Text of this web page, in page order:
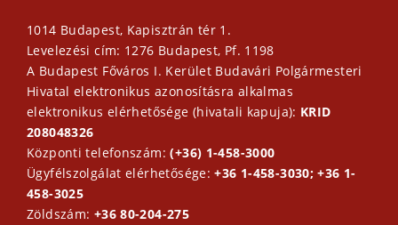
1014 Budapest, Kapisztrán tér 1.
Levelezési cím: 1276 Budapest, Pf. 1198
A Budapest Főváros I. Kerület Budavári Polgármesteri
Hivatal elektronikus azonosításra alkalmas
elektronikus elérhetősége (hivatali kapuja): KRID
208048326
Központi telefonszám:(+36) 1-458-3000
Ügyfélszolgálat elérhetősége:+36 1-458-3030; +36 1-
458-3025
Zöldszám: +36 80-204-275